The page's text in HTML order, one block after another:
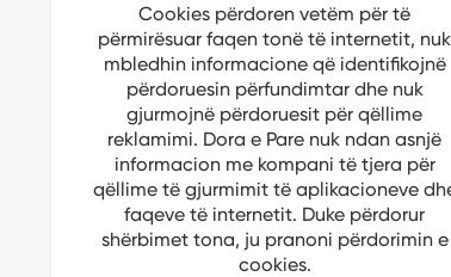
Cookies përdoren vetëm për të
përmirësuar faqen tonë të internetit, nuk
mbledhin informacione që identifikojnë
përdoruesin përfundimtar dhe nuk
gjurmojnë përdoruesit për qëllime
reklamimi. Dora e Pare nuk ndan asnjë
informacion me kompani të tjera për
qëllime të gjurmimit të aplikacioneve
faqeve të internetit. Duke përdorur
shërbimet tona, ju pranoni përdorimin e
cookies.